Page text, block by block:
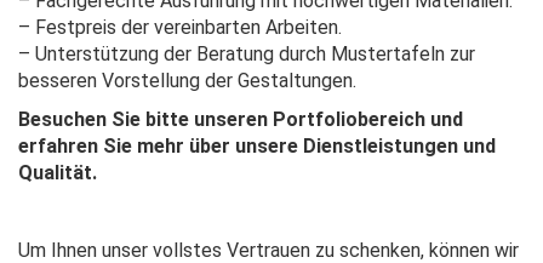
– Festpreis der vereinbarten Arbeiten.
– Unterstützung der Beratung durch Mustertafeln zur
besseren Vorstellung der Gestaltungen.
Besuchen Sie bitte unseren Portfoliobereich und
erfahren Sie mehr über unsere Dienstleistungen und
Qualität.
Um Ihnen unser vollstes Vertrauen zu schenken, können wir